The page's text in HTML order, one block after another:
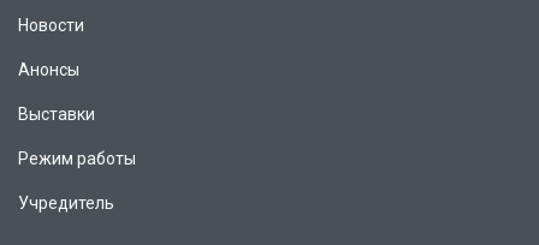
Новости
Анонсы
Выставки
Режим работы
Учредитель